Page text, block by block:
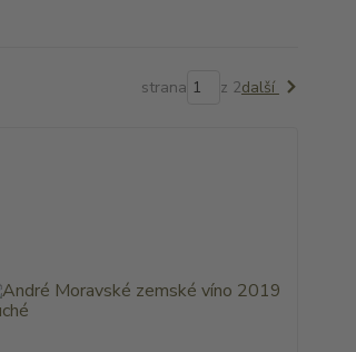
strana z 2další